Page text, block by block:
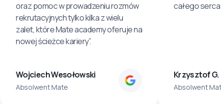
oraz pomoc w prowadzeniu rozmów
rekrutacyjnych tylko kilka z wielu
zalet, które Mate academy oferuje na
nowej ścieżce kariery”.
Wojciech Wesołowski
Absolwent Mate
całego serca
Krzysztof G.
Absolwent